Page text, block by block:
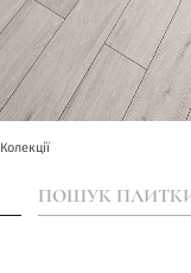
Колекції
ПОШУК